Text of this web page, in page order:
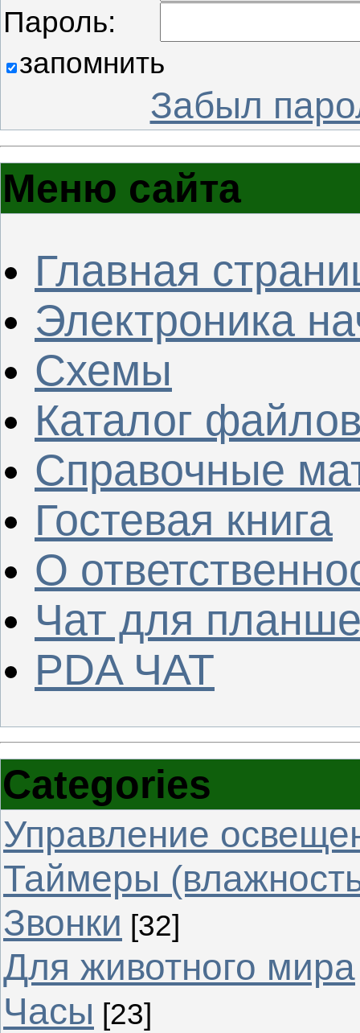
Пароль:
запомнить
Забыл
Меню сайта
Главная
Электроника
Схемы
Каталог
Справочные
Гостевая книга
О
Чат для
PDA ЧАТ
Categories
Управление
Таймеры
Звонки [32]
Для животного мира
Часы [23]